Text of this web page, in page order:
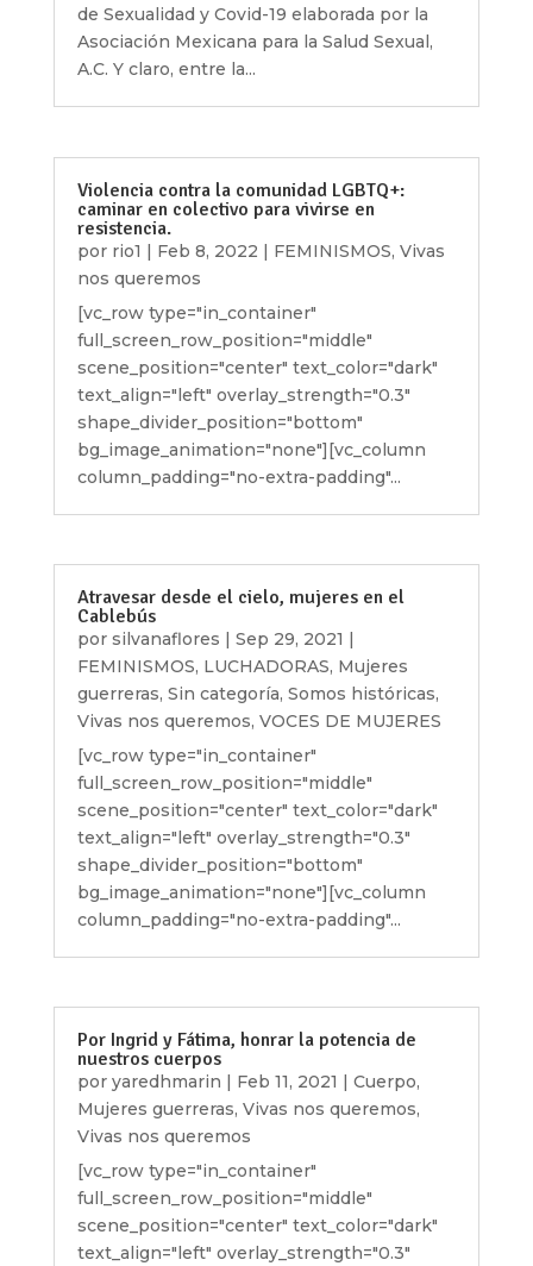
de Sexualidad y Covid-19 elaborada por la
Asociación Mexicana para la Salud Sexual,
A.C. Y claro, entre la...
Violencia contra la comunidad LGBTQ+:
caminar en colectivo para vivirse en
resistencia.
por rio1 | Feb 8, 2022 | FEMINISMOS, Vivas
nos queremos
[vc_row type="in_container"
full_screen_row_position="middle"
scene_position="center" text_color="dark"
text_align="left" overlay_strength="0.3"
shape_divider_position="bottom"
bg_image_animation="none"][vc_column
column_padding="no-extra-padding"...
Atravesar desde el cielo, mujeres en el
Cablebús
por silvanaflores | Sep 29, 2021 |
FEMINISMOS, LUCHADORAS, Mujeres
guerreras, Sin categoría, Somos históricas,
Vivas nos queremos, VOCES DE MUJERES
[vc_row type="in_container"
full_screen_row_position="middle"
scene_position="center" text_color="dark"
text_align="left" overlay_strength="0.3"
shape_divider_position="bottom"
bg_image_animation="none"][vc_column
column_padding="no-extra-padding"...
Por Ingrid y Fátima, honrar la potencia de
nuestros cuerpos
por yaredhmarin | Feb 11, 2021 | Cuerpo,
Mujeres guerreras, Vivas nos queremos,
Vivas nos queremos
[vc_row type="in_container"
full_screen_row_position="middle"
scene_position="center" text_color="dark"
text_align="left" overlay_strength="0.3"